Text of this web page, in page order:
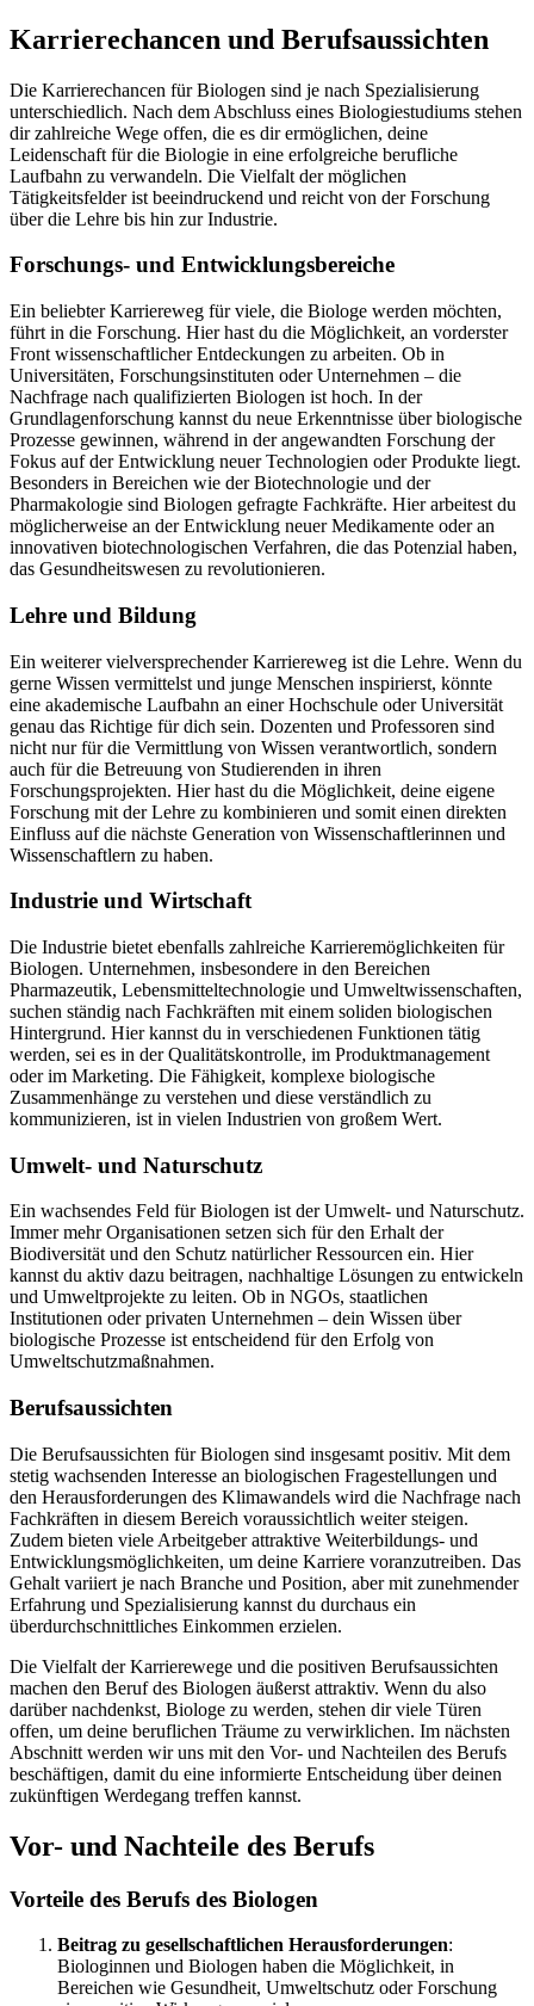
Karrierechancen und Berufsaussichten
Die Karrierechancen für Biologen sind je nach Spezialisierung
unterschiedlich. Nach dem Abschluss eines Biologiestudiums stehen
dir zahlreiche Wege offen, die es dir ermöglichen, deine
Leidenschaft für die Biologie in eine erfolgreiche berufliche
Laufbahn zu verwandeln. Die Vielfalt der möglichen
Tätigkeitsfelder ist beeindruckend und reicht von der Forschung
über die Lehre bis hin zur Industrie.
Forschungs- und Entwicklungsbereiche
Ein beliebter Karriereweg für viele, die Biologe werden möchten,
führt in die Forschung. Hier hast du die Möglichkeit, an vorderster
Front wissenschaftlicher Entdeckungen zu arbeiten. Ob in
Universitäten, Forschungsinstituten oder Unternehmen – die
Nachfrage nach qualifizierten Biologen ist hoch. In der
Grundlagenforschung kannst du neue Erkenntnisse über biologische
Prozesse gewinnen, während in der angewandten Forschung der
Fokus auf der Entwicklung neuer Technologien oder Produkte liegt.
Besonders in Bereichen wie der Biotechnologie und der
Pharmakologie sind Biologen gefragte Fachkräfte. Hier arbeitest du
möglicherweise an der Entwicklung neuer Medikamente oder an
innovativen biotechnologischen Verfahren, die das Potenzial haben,
das Gesundheitswesen zu revolutionieren.
Lehre und Bildung
Ein weiterer vielversprechender Karriereweg ist die Lehre. Wenn du
gerne Wissen vermittelst und junge Menschen inspirierst, könnte
eine akademische Laufbahn an einer Hochschule oder Universität
genau das Richtige für dich sein. Dozenten und Professoren sind
nicht nur für die Vermittlung von Wissen verantwortlich, sondern
auch für die Betreuung von Studierenden in ihren
Forschungsprojekten. Hier hast du die Möglichkeit, deine eigene
Forschung mit der Lehre zu kombinieren und somit einen direkten
Einfluss auf die nächste Generation von Wissenschaftlerinnen und
Wissenschaftlern zu haben.
Industrie und Wirtschaft
Die Industrie bietet ebenfalls zahlreiche Karrieremöglichkeiten für
Biologen. Unternehmen, insbesondere in den Bereichen
Pharmazeutik, Lebensmitteltechnologie und Umweltwissenschaften,
suchen ständig nach Fachkräften mit einem soliden biologischen
Hintergrund. Hier kannst du in verschiedenen Funktionen tätig
werden, sei es in der Qualitätskontrolle, im Produktmanagement
oder im Marketing. Die Fähigkeit, komplexe biologische
Zusammenhänge zu verstehen und diese verständlich zu
kommunizieren, ist in vielen Industrien von großem Wert.
Umwelt- und Naturschutz
Ein wachsendes Feld für Biologen ist der Umwelt- und Naturschutz.
Immer mehr Organisationen setzen sich für den Erhalt der
Biodiversität und den Schutz natürlicher Ressourcen ein. Hier
kannst du aktiv dazu beitragen, nachhaltige Lösungen zu entwickeln
und Umweltprojekte zu leiten. Ob in NGOs, staatlichen
Institutionen oder privaten Unternehmen – dein Wissen über
biologische Prozesse ist entscheidend für den Erfolg von
Umweltschutzmaßnahmen.
Berufsaussichten
Die Berufsaussichten für Biologen sind insgesamt positiv. Mit dem
stetig wachsenden Interesse an biologischen Fragestellungen und
den Herausforderungen des Klimawandels wird die Nachfrage nach
Fachkräften in diesem Bereich voraussichtlich weiter steigen.
Zudem bieten viele Arbeitgeber attraktive Weiterbildungs- und
Entwicklungsmöglichkeiten, um deine Karriere voranzutreiben. Das
Gehalt variiert je nach Branche und Position, aber mit zunehmender
Erfahrung und Spezialisierung kannst du durchaus ein
überdurchschnittliches Einkommen erzielen.
Die Vielfalt der Karrierewege und die positiven Berufsaussichten
machen den Beruf des Biologen äußerst attraktiv. Wenn du also
darüber nachdenkst, Biologe zu werden, stehen dir viele Türen
offen, um deine beruflichen Träume zu verwirklichen. Im nächsten
Abschnitt werden wir uns mit den Vor- und Nachteilen des Berufs
beschäftigen, damit du eine informierte Entscheidung über deinen
zukünftigen Werdegang treffen kannst.
Vor- und Nachteile des Berufs
Vorteile des Berufs des Biologen
Beitrag zu gesellschaftlichen Herausforderungen:
Biologinnen und Biologen haben die Möglichkeit, in
Bereichen wie Gesundheit, Umweltschutz oder Forschung